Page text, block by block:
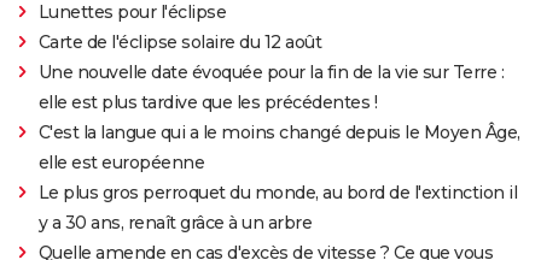
Lunettes pour l'éclipse
Carte de l'éclipse solaire du 12 août
Une nouvelle date évoquée pour la fin de la vie sur Terre :
elle est plus tardive que les précédentes !
C'est la langue qui a le moins changé depuis le Moyen Âge,
elle est européenne
Le plus gros perroquet du monde, au bord de l'extinction il
y a 30 ans, renaît grâce à un arbre
Quelle amende en cas d'excès de vitesse ? Ce que vous